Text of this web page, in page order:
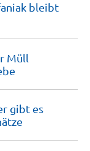
bleibt
Müll
gibt es